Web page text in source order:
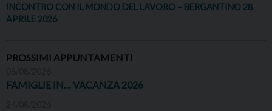
INCONTRO CON IL MONDO DEL LAVORO – BERGANTINO 28
APRILE 2026
PROSSIMI APPUNTAMENTI
FAMIGLIE IN… VACANZA 2026